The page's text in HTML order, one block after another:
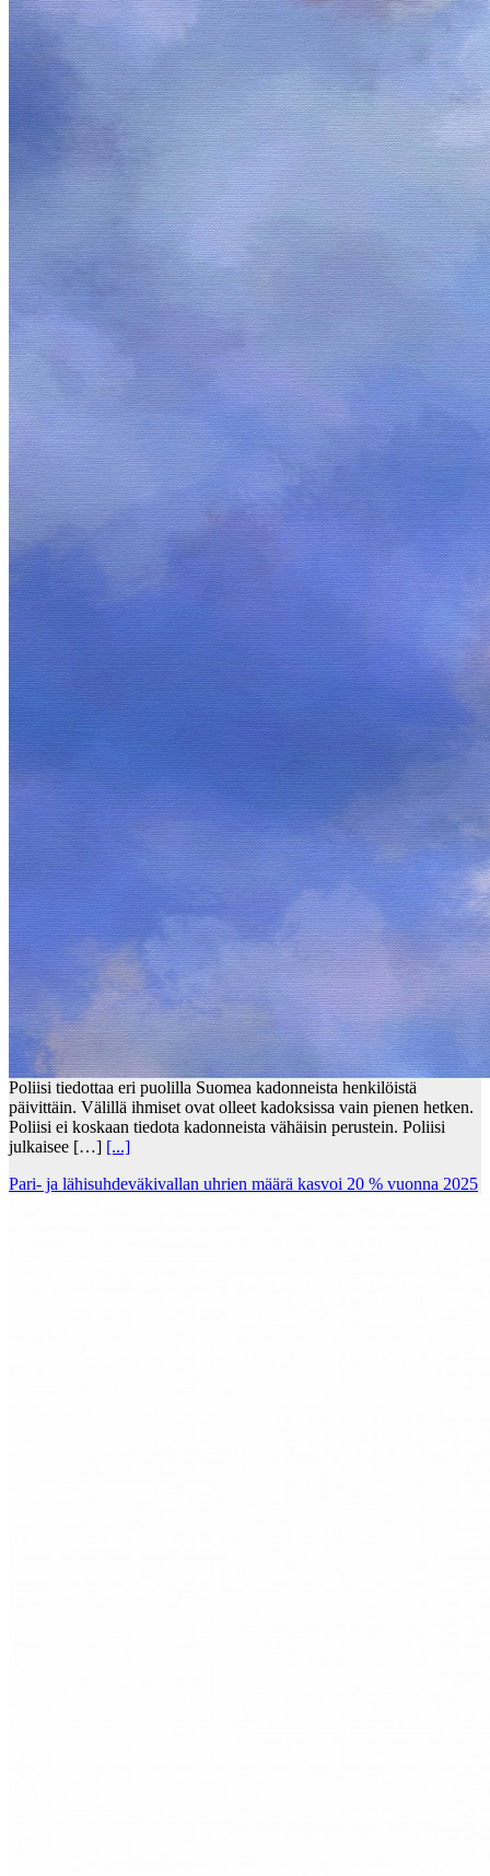
Poliisi tiedottaa eri puolilla Suomea kadonneista henkilöistä
päivittäin. Välillä ihmiset ovat olleet kadoksissa vain pienen hetken.
Poliisi ei koskaan tiedota kadonneista vähäisin perustein. Poliisi
julkaisee […] [...]
Pari- ja lähisuhdeväkivallan uhrien määrä kasvoi 20 % vuonna 2025